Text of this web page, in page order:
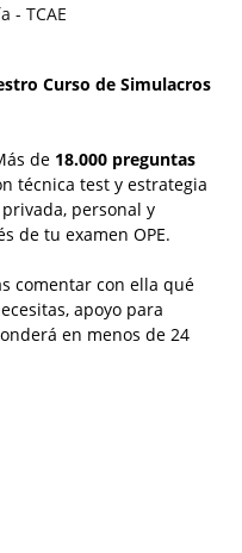
Curso de Simulacros
de 18.000 preguntas
técnica test y estrategia
personal y
de tu examen OPE.
comentar con ella qué
apoyo para
en menos de 24